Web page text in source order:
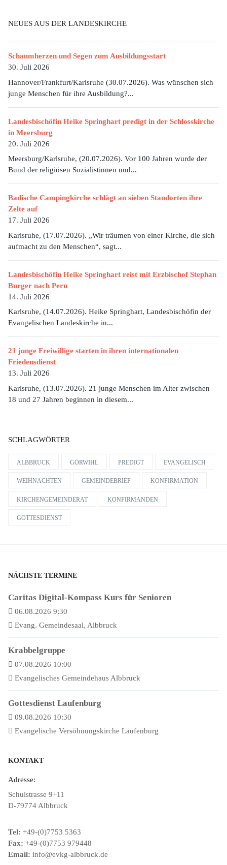
NEUES AUS DER LANDESKIRCHE
Schaumherzen und Segen zum Ausbildungsstart
30. Juli 2026
Hannover/Frankfurt/Karlsruhe (30.07.2026). Was wünschen sich
junge Menschen für ihre Ausbildung?...
Landesbischöfin Heike Springhart predigt in der Schlosskirche
in Meersburg
20. Juli 2026
Meersburg/Karlsruhe, (20.07.2026). Vor 100 Jahren wurde der
Bund der religiösen Sozialistinnen und...
Badische Campingkirche schlägt an sieben Standorten ihre
Zelte auf
17. Juli 2026
Karlsruhe, (17.07.2026). „Wir träumen von einer Kirche, die sich
aufmacht zu den Menschen“, sagt...
Landesbischöfin Heike Springhart reist mit Erzbischof Stephan
Burger nach Peru
14. Juli 2026
Karlsruhe, (14.07.2026). Heike Springhart, Landesbischöfin der
Evangelischen Landeskirche in...
21 junge Freiwillige starten in ihren internationalen
Friedensdienst
13. Juli 2026
Karlsruhe, (13.07.2026). 21 junge Menschen im Alter zwischen
18 und 27 Jahren beginnen in diesem...
SCHLAGWÖRTER
ALBBRUCK GÖRWIHL PREDIGT EVANGELISCH
WEIHNACHTEN GEMEINDEBRIEF KONFIRMATION
KIRCHENGEMEINDERAT KONFIRMANDEN
GOTTESDIENST
NÄCHSTE TERMINE
Caritas Digital-Kompass Kurs für Senioren
06.08.2026 9:30
Evang. Gemeindesaal, Albbruck
Krabbelgruppe
07.08.2026 10:00
Evangelisches Gemeindehaus Albbruck
Gottesdienst Laufenburg
09.08.2026 10:30
Evangelische Versöhnungskirche Laufenburg
KONTAKT
Adresse:
Schulstrasse 9+11
D-79774 Albbruck
Tel: +49-(0)7753 5363
Fax: +49-(0)7753 979448
Email: info@evkg-albbruck.de